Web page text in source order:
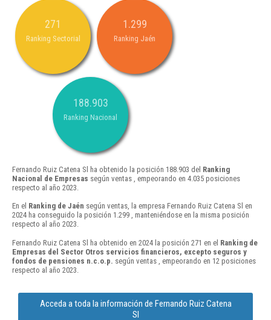
271
Ranking Sectorial
1.299
Ranking Jaén
188.903
Ranking Nacional
Fernando Ruiz Catena Sl ha obtenido la posición 188.903 del Ranking
Nacional de Empresas según ventas , empeorando en 4.035 posiciones
respecto al año 2023.
En el Ranking de Jaén según ventas, la empresa Fernando Ruiz Catena Sl en
2024 ha conseguido la posición 1.299 , manteniéndose en la misma posición
respecto al año 2023.
Fernando Ruiz Catena Sl ha obtenido en 2024 la posición 271 en el Ranking de
Empresas del Sector Otros servicios financieros, excepto seguros y
fondos de pensiones n.c.o.p. según ventas , empeorando en 12 posiciones
respecto al año 2023.
Acceda a toda la información de Fernando Ruiz Catena
Sl